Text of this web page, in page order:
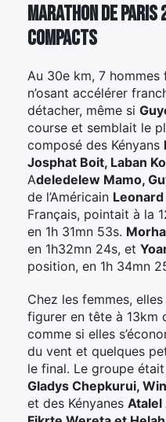
Marathon de Paris
compacts
Au 30e km, 7
n’osant accélérer
détacher, même si
course et semblait le
composé des Kényans
Josphat Boit, Laban
Adeledelew Mamo,
de l’Américain
Français, pointait à la
en 1h 31mn 53s.
en 1h32mn 24s, et
position, en 1h 34mn
Chez les femmes,
figurer en tête à 13km
comme si elles
du vent et quelques
le final. Le groupe
Gladys Chepkurui,
et des Kényanes Atalel